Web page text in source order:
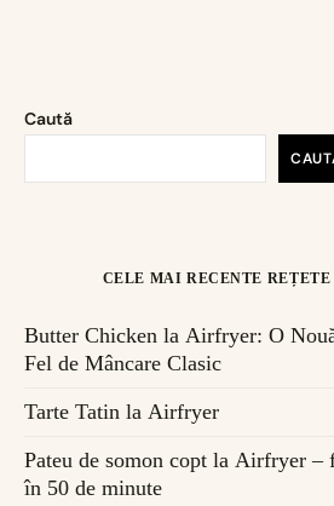
Caută
CELE MAI RECENTE
Butter Chicken la Airfryer: O
Fel de Mâncare Clasic
Tarte Tatin la Airfryer
Pateu de somon copt la Airfryer –
în 50 de minute